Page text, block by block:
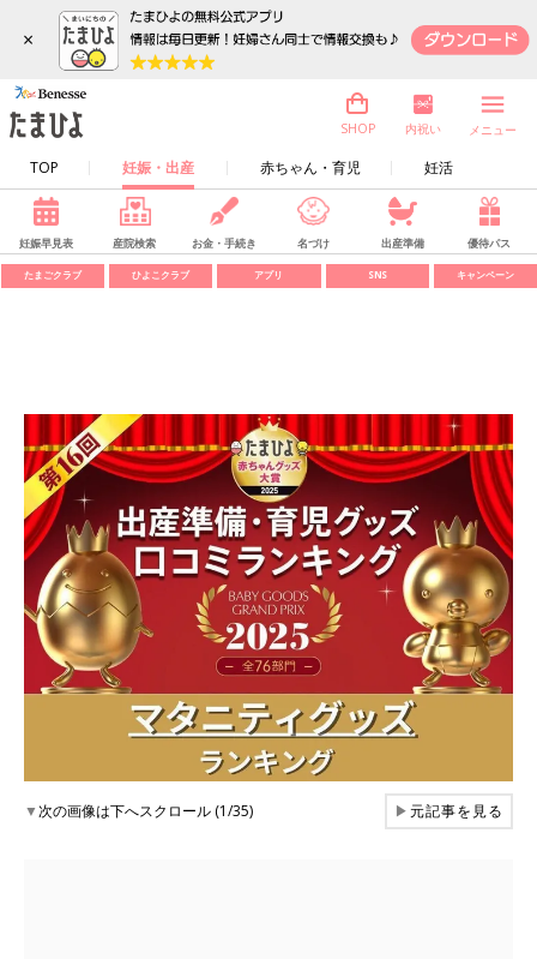
×
TOP 妊娠・出産 赤ちゃん・育児 妊活
SHOP 内祝い メニュー
妊娠早見表 産院検索 お金・手続き 名づけ 出産準備 優待パス
たまごクラブ ひよこクラブ アプリ SNS キャンペーン
▼次の画像は下へスクロール (1/35) ▶元記事を見る